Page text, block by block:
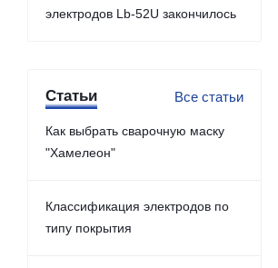
электродов Lb-52U закончилось
Статьи Все статьи
Как выбрать сварочную маску
"Хамелеон"
Классификация электродов по
типу покрытия